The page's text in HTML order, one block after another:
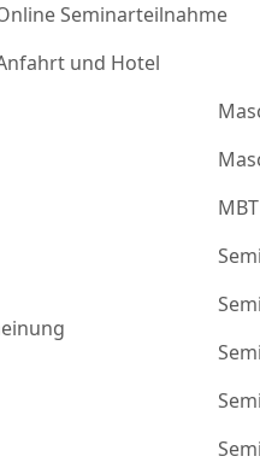
Seminarteilnahme
und Hotel